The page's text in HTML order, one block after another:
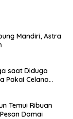
Mandiri, Astra
saat Diduga
Pakai Celana
Temui Ribuan
Damai